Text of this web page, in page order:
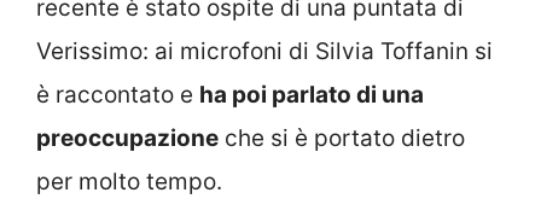
recente è stato ospite di una puntata di
Verissimo: ai microfoni di Silvia Toffanin si
è raccontato e ha poi parlato di una
preoccupazione che si è portato dietro
per molto tempo.